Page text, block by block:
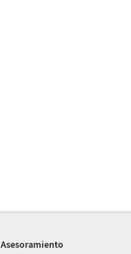
Asesoramiento